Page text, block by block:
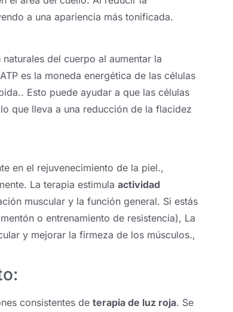
a una apariencia más tonificada.
del cuerpo al aumentar la
es la moneda energética de las células
Esto puede ayudar a que las células
que lleva a una reducción de la flacidez
en el rejuvenecimiento de la piel.,
La terapia estimula actividad
muscular y la función general. Si estás
o entrenamiento de resistencia), La
y mejorar la firmeza de los músculos.,
consistentes de terapia de luz roja. Se